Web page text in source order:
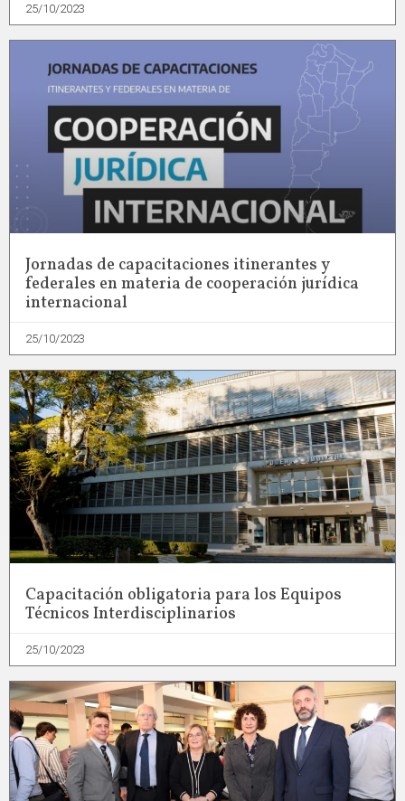
25/10/2023
Jornadas de capacitaciones itinerantes y
federales en materia de cooperación jurídica
internacional
25/10/2023
Capacitación obligatoria para los Equipos
Técnicos Interdisciplinarios
25/10/2023